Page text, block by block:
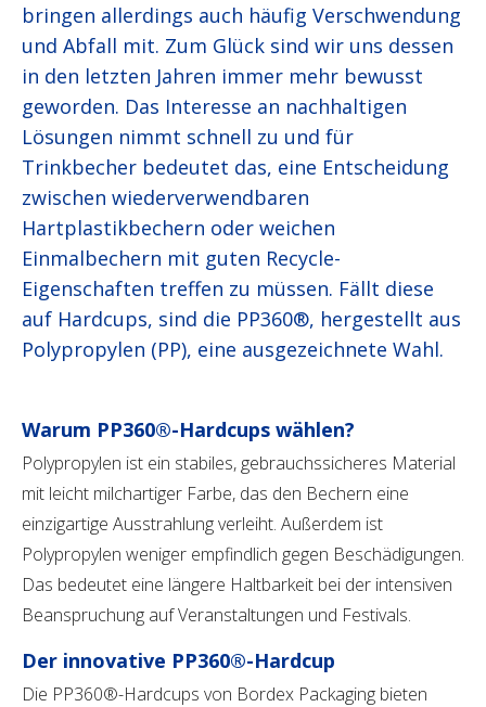
bringen allerdings auch häufig Verschwendung
und Abfall mit. Zum Glück sind wir uns dessen
in den letzten Jahren immer mehr bewusst
geworden. Das Interesse an nachhaltigen
Lösungen nimmt schnell zu und für
Trinkbecher bedeutet das, eine Entscheidung
zwischen wiederverwendbaren
Hartplastikbechern oder weichen
Einmalbechern mit guten Recycle-
Eigenschaften treffen zu müssen. Fällt diese
auf Hardcups, sind die PP360®, hergestellt aus
Polypropylen (PP), eine ausgezeichnete Wahl.
Warum PP360®-Hardcups wählen?
Polypropylen ist ein stabiles, gebrauchssicheres Material
mit leicht milchartiger Farbe, das den Bechern eine
einzigartige Ausstrahlung verleiht. Außerdem ist
Polypropylen weniger empfindlich gegen Beschädigungen.
Das bedeutet eine längere Haltbarkeit bei der intensiven
Beanspruchung auf Veranstaltungen und Festivals.
Der innovative PP360®-Hardcup
Die PP360®-Hardcups von Bordex Packaging bieten